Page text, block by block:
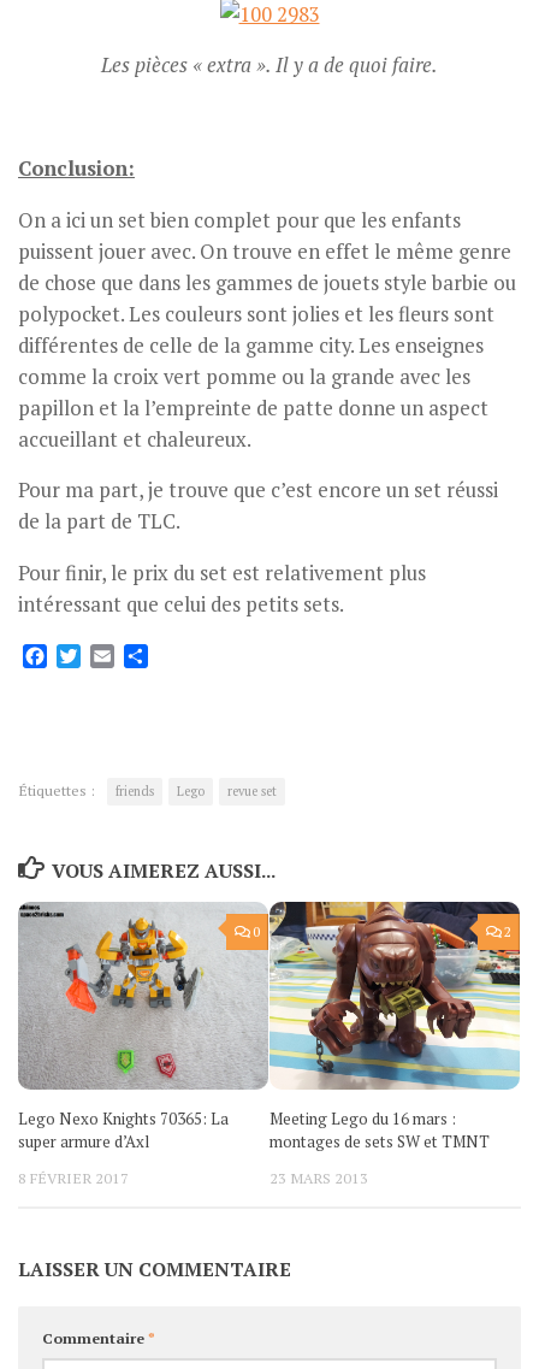
Les pièces « extra ». Il y a de quoi faire.
Conclusion:
On a ici un set bien complet pour que les enfants
puissent jouer avec. On trouve en effet le même genre
de chose que dans les gammes de jouets style barbie ou
polypocket. Les couleurs sont jolies et les fleurs sont
différentes de celle de la gamme city. Les enseignes
comme la croix vert pomme ou la grande avec les
papillon et la l’empreinte de patte donne un aspect
accueillant et chaleureux.
Pour ma part, je trouve que c’est encore un set réussi
de la part de TLC.
Pour finir, le prix du set est relativement plus
intéressant que celui des petits sets.
Facebook
Twitter
Email
Étiquettes : friends Lego revue set
VOUS AIMEREZ AUSSI...
0
Lego Nexo Knights 70365: La
super armure d’Axl
8 FÉVRIER 2017
2
Meeting Lego du 16 mars :
montages de sets SW et TMNT
23 MARS 2013
LAISSER UN COMMENTAIRE
Commentaire*